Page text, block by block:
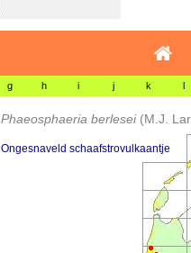
g h i j k l
Phaeosphaeria berlesei (M.J.
Ongesnaveld schaafstrovulkaantje